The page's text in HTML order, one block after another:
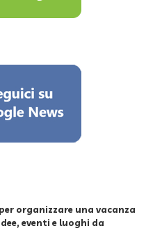
organizzare una vacanza
eventi e luoghi da